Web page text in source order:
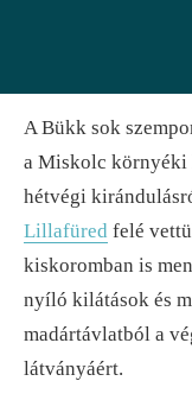
A Bükk sok
a Miskolc környéki
hétvégi
Lillafüred felé
kiskoromban is
nyíló kilátások és
madártávlatból a
látványáért.